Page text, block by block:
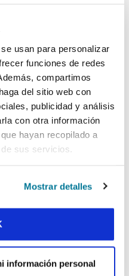
usan para personalizar
funciones de redes
compartimos
del sitio web con
publicidad y análisis
con otra información
hayan recopilado a
sus servicios.
Mostrar detalles
información personal
su vida a vivir
Email LinkedInTeams
del Prayerline
»